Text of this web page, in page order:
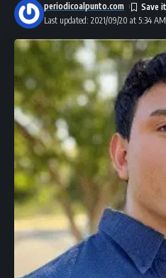
Last updated: 2021/09/20 at 5:34 AM
periodicoalpunto.com